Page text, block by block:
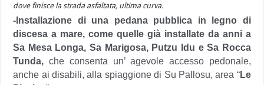
dove finisce la strada asfaltata, ultima curva.
-Installazione di una pedana pubblica in legno di
discesa a mare, come quelle già installate da anni a
Sa Mesa Longa, Sa Marigosa, Putzu Idu e Sa Rocca
Tunda, che consenta un’ agevole accesso pedonale,
anche ai disabili, alla spiaggione di Su Pallosu, area “Le